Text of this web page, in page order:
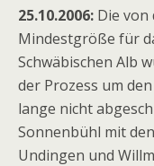
25.10.2006: Die von
Mindestgröße für
Schwäbischen Alb
der Prozess um
lange nicht
Sonnenbühl mit
Undingen und